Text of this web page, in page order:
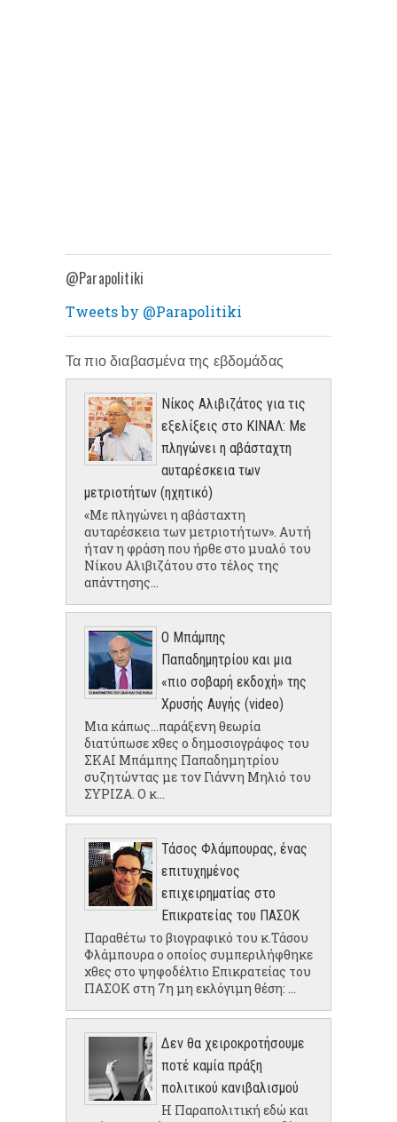
@Parapolitiki
Tweets by @Parapolitiki
Τα πιο διαβασμένα της εβδομάδας
Νίκος Αλιβιζάτος για τις
εξελίξεις στο ΚΙΝΑΛ: Με
πληγώνει η αβάσταχτη
αυταρέσκεια των
μετριοτήτων (ηχητικό)
«Με πληγώνει η αβάσταχτη
αυταρέσκεια των μετριοτήτων». Αυτή
ήταν η φράση που ήρθε στο μυαλό του
Νίκου Αλιβιζάτου στο τέλος της
απάντησης...
Ο Μπάμπης
Παπαδημητρίου και μια
«πιο σοβαρή εκδοχή» της
Χρυσής Αυγής (video)
Μια κάπως...παράξενη θεωρία
διατύπωσε χθες ο δημοσιογράφος του
ΣΚΑΙ Μπάμπης Παπαδημητρίου
συζητώντας με τον Γιάννη Μηλιό του
ΣΥΡΙΖΑ. Ο κ...
Τάσος Φλάμπουρας, ένας
επιτυχημένος
επιχειρηματίας στο
Επικρατείας του ΠΑΣΟΚ
Παραθέτω το βιογραφικό του κ.Τάσου
Φλάμπουρα ο οποίος συμπεριλήφθηκε
χθες στο ψηφοδέλτιο Επικρατείας του
ΠΑΣΟΚ στη 7η μη εκλόγιμη θέση: ...
Δεν θα χειροκροτήσουμε
ποτέ καμία πράξη
πολιτικού κανιβαλισμού
Η Παραπολιτική εδώ και